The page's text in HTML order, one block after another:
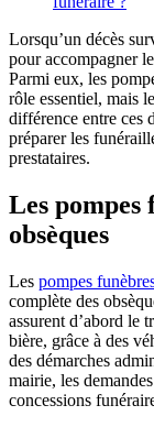
Lorsqu’un décès
pour accompagner
Parmi eux, les
rôle essentiel, mais
différence entre ces
préparer les
prestataires.
Les pompes
obsèques
Les pompes
complète des
assurent d’abord le
bière, grâce à des
des démarches
mairie, les
concessions